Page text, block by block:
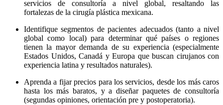
servicios de consultoría a nivel global, resaltando las
fortalezas de la cirugía plástica mexicana.
Identifique segmentos de pacientes adecuados (tanto a nivel
global como local) para determinar qué países o regiones
tienen la mayor demanda de su experiencia (especialmente
Estados Unidos, Canadá y Europa que buscan cirujanos con
experiencia latina y resultados naturales).
Aprenda a fijar precios para los servicios, desde los más caros
hasta los más baratos, y a diseñar paquetes de consultoría
(segundas opiniones, orientación pre y postoperatoria).